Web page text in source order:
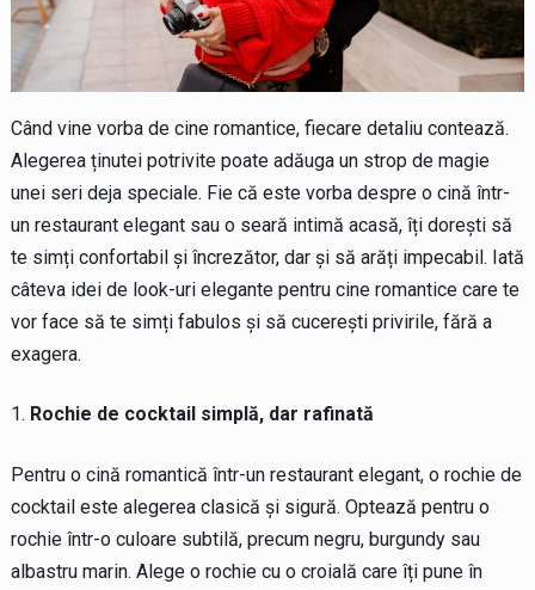
Când vine vorba de cine romantice, fiecare detaliu contează.
Alegerea ținutei potrivite poate adăuga un strop de magie
unei seri deja speciale. Fie că este vorba despre o cină într-
un restaurant elegant sau o seară intimă acasă, îți dorești să
te simți confortabil și încrezător, dar și să arăți impecabil. Iată
câteva idei de look-uri elegante pentru cine romantice care te
vor face să te simți fabulos și să cucerești privirile, fără a
exagera.
Rochie de cocktail simplă, dar rafinată
Pentru o cină romantică într-un restaurant elegant, o rochie de
cocktail este alegerea clasică și sigură. Optează pentru o
rochie într-o culoare subtilă, precum negru, burgundy sau
albastru marin. Alege o rochie cu o croială care îți pune în